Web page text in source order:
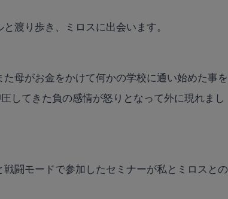
渡り歩き、ミロスに出会います。
た母がお金をかけて何かの学校に通い始めた事を
してきた負の感情が怒りとなって外に現れまし
闘モードで参加したセミナーが私とミロスとの